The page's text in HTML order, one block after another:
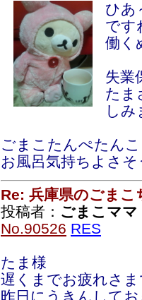
ひあ
です
働く
失業
たま
しみ
ごまこたんぺたん
お風呂気持ちよさ
Re: 兵庫県のごまこ
投稿者： ごまこママ
No.90526 RES
たま様
遅くまでお疲れさ
昨日にうきんして